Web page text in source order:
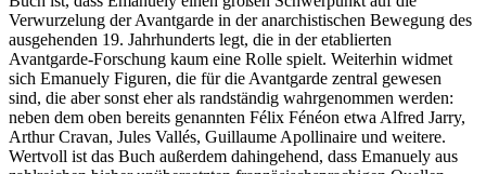
Verwurzelung der Avantgarde in der anarchistischen Bewegung des
ausgehenden 19. Jahrhunderts legt, die in der etablierten
Avantgarde-Forschung kaum eine Rolle spielt. Weiterhin widmet
sich Emanuely Figuren, die für die Avantgarde zentral gewesen
sind, die aber sonst eher als randständig wahrgenommen werden:
neben dem oben bereits genannten Félix Fénéon etwa Alfred Jarry,
Arthur Cravan, Jules Vallés, Guillaume Apollinaire und weitere.
Wertvoll ist das Buch außerdem dahingehend, dass Emanuely aus